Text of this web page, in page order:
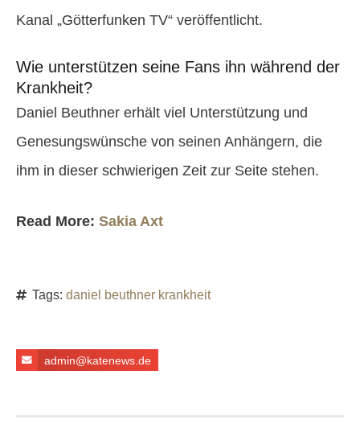
Kanal „Götterfunken TV“ veröffentlicht.
Wie unterstützen seine Fans ihn während der
Krankheit?
Daniel Beuthner erhält viel Unterstützung und
Genesungswünsche von seinen Anhängern, die
ihm in dieser schwierigen Zeit zur Seite stehen.
Read More: Sakia Axt
Tags: daniel beuthner krankheit
admin@katenews.de